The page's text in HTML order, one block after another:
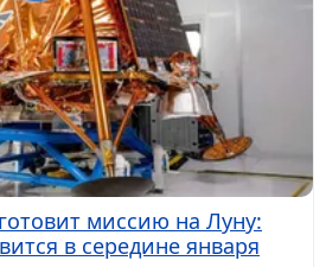
миссию на Луну:
в середине января